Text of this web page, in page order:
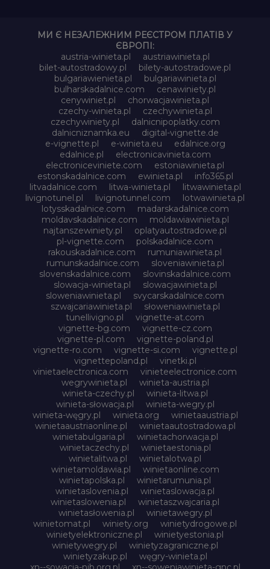
МИ Є НЕЗАЛЕЖНИМ РЕЄСТРОМ ПЛАТІВ У
ЄВРОПІ:
austria-winieta.pl
austriawinieta.pl
bilet-autostradowy.pl
bilety-autostradowe.pl
bulgariawienieta.pl
bulgariawinieta.pl
bulharskadalnice.com
cenawiniety.pl
cenywiniet.pl
chorwacjawinieta.pl
czechy-winieta.pl
czechywinieta.pl
czechywiniety.pl
dalnicnipoplatky.com
dalnicniznamka.eu
digital-vignette.de
e-vignette.pl
e-winieta.eu
edalnice.org
edalnice.pl
electronicavinieta.com
electroniceviniete.com
estoniawinieta.pl
estonskadalnice.com
ewinieta.pl
info365.pl
litvadalnice.com
litwa-winieta.pl
litwawinieta.pl
livignotunel.pl
livignotunnel.com
lotwawinieta.pl
lotysskadalnice.com
madarskadalnice.com
moldavskadalnice.com
moldawiawinieta.pl
najtanszewiniety.pl
oplatyautostradowe.pl
pl-vignette.com
polskadalnice.com
rakouskadalnice.com
rumuniawinieta.pl
rumunskadalnice.com
sloveniawinieta.pl
slovenskadalnice.com
slovinskadalnice.com
slowacja-winieta.pl
slowacjawinieta.pl
sloweniawinieta.pl
svycarskadalnice.com
szwajcariawinieta.pl
słoweniawinieta.pl
tunellivigno.pl
vignette-at.com
vignette-bg.com
vignette-cz.com
vignette-pl.com
vignette-poland.pl
vignette-ro.com
vignette-si.com
vignette.pl
vignettepoland.pl
vinetki.pl
vinietaelectronica.com
vinieteelectronice.com
wegrywinieta.pl
winieta-austria.pl
winieta-czechy.pl
winieta-litwa.pl
winieta-słowacja.pl
winieta-wegry.pl
winieta-węgry.pl
winieta.org
winietaaustria.pl
winietaaustriaonline.pl
winietaautostradowa.pl
winietabulgaria.pl
winietachorwacja.pl
winietaczechy.pl
winietaestonia.pl
winietalitwa.pl
winietalotwa.pl
winietamoldawia.pl
winietaonline.com
winietapolska.pl
winietarumunia.pl
winietaslovenia.pl
winietaslowacja.pl
winietaslowenia.pl
winietaszwajcaria.pl
winietasłowenia.pl
winietawegry.pl
winietomat.pl
winiety.org
winietydrogowe.pl
winietyelektroniczne.pl
winietyestonia.pl
winietywegry.pl
winietyzagraniczne.pl
winietyzakup.pl
węgry-winieta.pl